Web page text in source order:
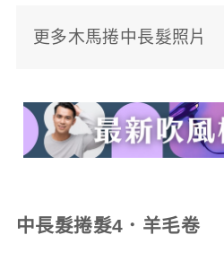
更多木馬捲中長髮照片
中長髮捲髮4．羊毛卷